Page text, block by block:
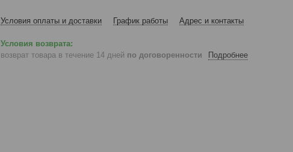
Условия оплаты и доставки График работы Адрес и контакты
возврат товара в течение 14 дней по договоренности Подробнее